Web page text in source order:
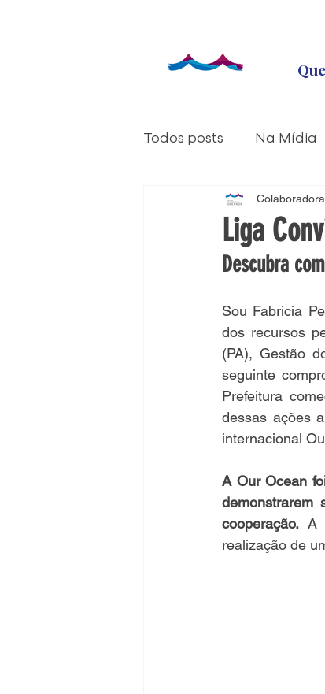
Todos posts Na Mídia
Liga Ressoa Liga
Liga
Descubra
Sou Fabricia
dos recursos
(PA), Gestão
seguinte
Prefeitura
dessas ações
internacional
A Our Ocean
demonstrarem
cooperação. A
realização de